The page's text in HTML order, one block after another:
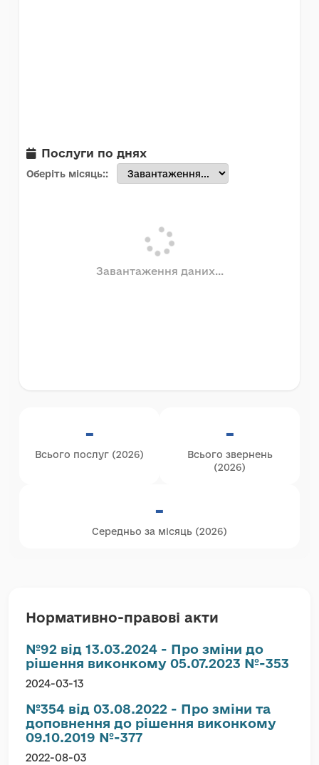
Послуги по днях
Оберіть місяць:
Завантаження даних...
-
Всього послуг (2026)
-
Всього звернень
(2026)
-
Середньо за місяць (2026)
Нормативно-правові акти
№92 від 13.03.2024 - Про зміни до
рішення виконкому 05.07.2023 №-353
2024-03-13
№354 від 03.08.2022 - Про зміни та
доповнення до рішення виконкому
09.10.2019 №-377
2022-08-03